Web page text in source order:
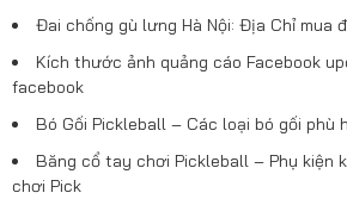
Đai chống gù lưng Hà Nội: Địa Chỉ mua
Kích thước ảnh quảng cáo Facebook
facebook
Bó Gối Pickleball – Các loại bó gối phù
Băng cổ tay chơi Pickleball – Phụ kiện
chơi Pick